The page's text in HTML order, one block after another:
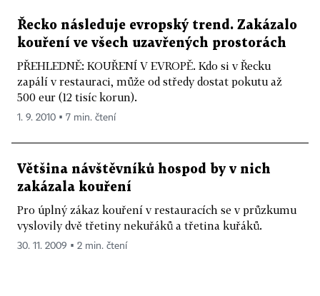
Řecko následuje evropský trend. Zakázalo
kouření ve všech uzavřených prostorách
PŘEHLEDNĚ: KOUŘENÍ V EVROPĚ. Kdo si v Řecku
zapálí v restauraci, může od středy dostat pokutu až
500 eur (12 tisíc korun).
1. 9. 2010 ▪ 7 min. čtení
Většina návštěvníků hospod by v nich
zakázala kouření
Pro úplný zákaz kouření v restauracích se v průzkumu
vyslovily dvě třetiny nekuřáků a třetina kuřáků.
30. 11. 2009 ▪ 2 min. čtení